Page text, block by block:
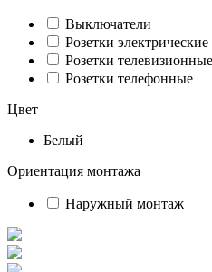
Выключатели
Розетки электрические
Розетки телевизионные
Розетки телефонные
Цвет
Белый
Ориентация монтажа
Наружный монтаж